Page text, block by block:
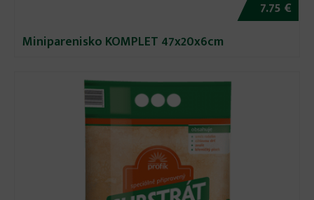
7.75 €
Miniparenisko KOMPLET 47x20x6cm